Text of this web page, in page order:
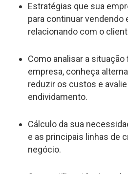
Estratégias que sua
para continuar vendendo
relacionando com o
Como analisar a situação
empresa, conheça
reduzir os custos e
endividamento.
Cálculo da sua
e as principais linhas de
negócio.